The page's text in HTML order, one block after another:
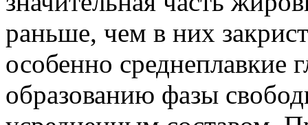
раньше, чем в них
особенно среднеплавкие
образованию фазы